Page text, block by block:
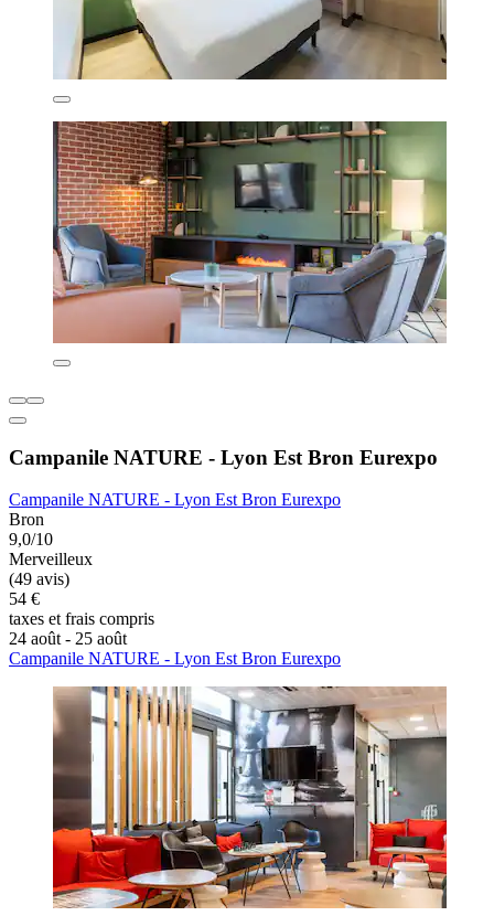
Campanile NATURE - Lyon Est Bron Eurexpo
Campanile NATURE - Lyon Est Bron Eurexpo
Bron
9,0/10
Merveilleux
(49 avis)
54 €
taxes et frais compris
24 août - 25 août
Campanile NATURE - Lyon Est Bron Eurexpo